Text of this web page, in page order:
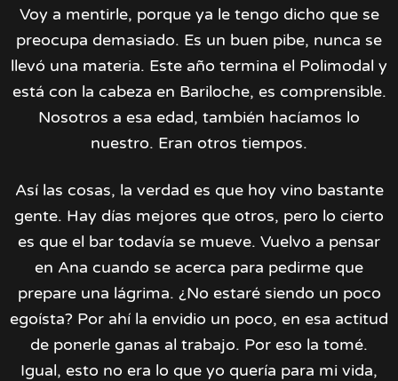
Voy a mentirle, porque ya le tengo dicho que se
preocupa demasiado. Es un buen pibe, nunca se
llevó una materia. Este año termina el Polimodal y
está con la cabeza en Bariloche, es comprensible.
Nosotros a esa edad, también hacíamos lo
nuestro. Eran otros tiempos.
Así las cosas, la verdad es que hoy vino bastante
gente. Hay días mejores que otros, pero lo cierto
es que el bar todavía se mueve. Vuelvo a pensar
en Ana cuando se acerca para pedirme que
prepare una lágrima. ¿No estaré siendo un poco
egoísta? Por ahí la envidio un poco, en esa actitud
de ponerle ganas al trabajo. Por eso la tomé.
Igual, esto no era lo que yo quería para mi vida,